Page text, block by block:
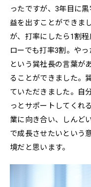
ったですが、3年目に
益を出すことができま
が、打率にしたら1割
ローでも打率3割。や
という巽社長の言葉が
ることができました。
ていただきました。自
っとサポートしてくれ
業に向き合い、しんど
で成長させたいという
境だと思います。